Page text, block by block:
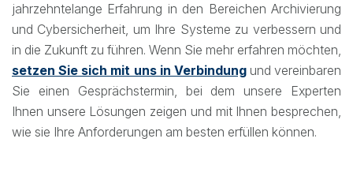
jahrzehntelange Erfahrung in den Bereichen Archivierung
und Cybersicherheit, um Ihre Systeme zu verbessern und
in die Zukunft zu führen. Wenn Sie mehr erfahren möchten,
setzen Sie sich mit uns in Verbindungund vereinbaren
Sie einen Gesprächstermin, bei dem unsere Experten
Ihnen unsere Lösungen zeigen und mit Ihnen besprechen,
wie sie Ihre Anforderungen am besten erfüllen können.